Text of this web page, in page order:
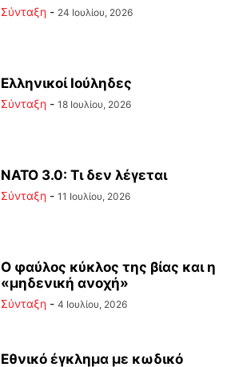
Σύνταξη - 24 Ιουλίου, 2026
Ελληνικοί Ιούληδες
Σύνταξη - 18 Ιουλίου, 2026
ΝΑΤΟ 3.0: Τι δεν λέγεται
Σύνταξη - 11 Ιουλίου, 2026
Ο φαύλος κύκλος της βίας και η
«μηδενική ανοχή»
Σύνταξη - 4 Ιουλίου, 2026
Εθνικό έγκλημα με κωδικό